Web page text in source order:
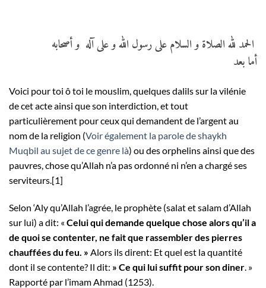
أما بعد
Voici pour toi ô toi le mouslim, quelques dalils sur la vilénie
de cet acte ainsi que son interdiction, et tout
particulièrement pour ceux qui demandent de l’argent au
nom de la religion (Voir également la parole de shaykh
Muqbil au sujet de ce genre là) ou des orphelins ainsi que des
pauvres, chose qu’Allah n’a pas ordonné ni n’en a chargé ses
serviteurs.[1]
Selon ‘Aly qu’Allah l’agrée, le prophète (salat et salam d’Allah
sur lui) a dit: « Celui qui demande quelque chose alors qu’il a
de quoi se contenter, ne fait que rassembler des pierres
chauffées du feu. » Alors ils dirent: Et quel est la quantité
dont il se contente? Il dit: » Ce qui lui suffit pour son diner. »
Rapporté par l’imam Ahmad (1253).